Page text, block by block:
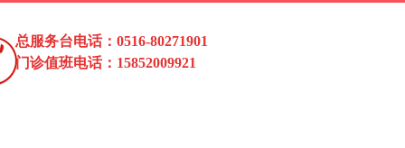
总服务台电话：0516-80271901
门诊值班电话：15852009921